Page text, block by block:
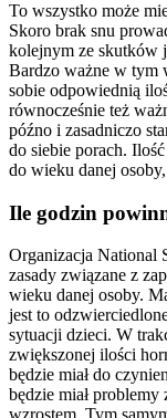
To wszystko może
Skoro brak snu
kolejnym ze skutków
Bardzo ważne w tym
sobie odpowiednią
równocześnie też
późno i zasadniczo
do siebie porach.
do wieku danej
Ile godzin
Organizacja National
zasady związane z
wieku danej osoby.
jest to
sytuacji dzieci. W
zwiększonej ilości
będzie miał do
będzie miał